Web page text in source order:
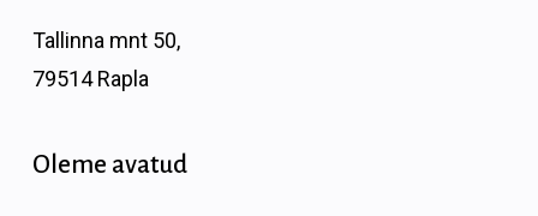
Tallinna mnt 50,
79514 Rapla
Oleme avatud